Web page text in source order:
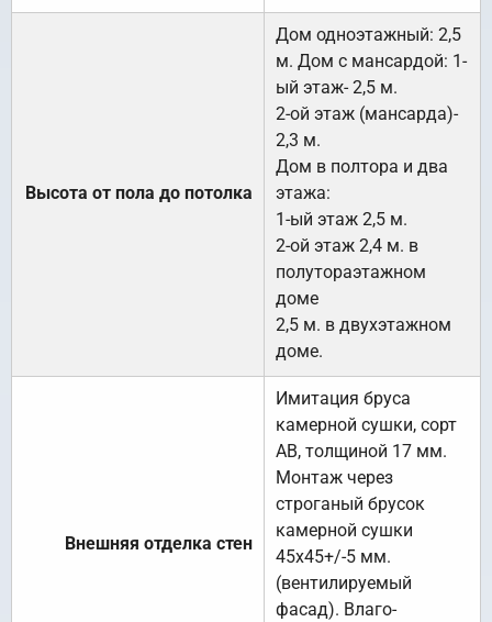
Высота от пола до потолка
Дом одноэтажный: 2,5
м. Дом с мансардой: 1-
ый этаж- 2,5 м.
2-ой этаж (мансарда)-
2,3 м.
Дом в полтора и два
этажа:
1-ый этаж 2,5 м.
2-ой этаж 2,4 м. в
полутораэтажном
доме
2,5 м. в двухэтажном
доме.
Внешняя отделка стен
Имитация бруса
камерной сушки, сорт
АВ, толщиной 17 мм.
Монтаж через
строганый брусок
камерной сушки
45х45+/-5 мм.
(вентилируемый
фасад). Влаго-